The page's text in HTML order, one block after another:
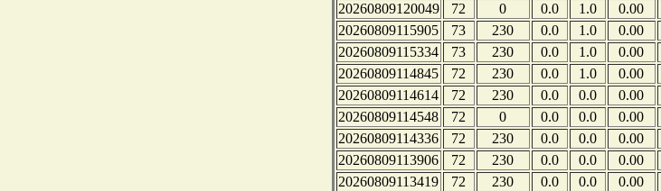
20260809120049
72 0 0.0 1.0 0.00
20260809115905
73 230 0.0 1.0 0.00
20260809115334
73 230 0.0 1.0 0.00
20260809114845
72 230 0.0 1.0 0.00
20260809114614
72 230 0.0 0.0 0.00
20260809114548
72 0 0.0 0.0 0.00
20260809114336
72 230 0.0 0.0 0.00
20260809113906
72 230 0.0 0.0 0.00
20260809113419
72 230 0.0 0.0 0.00